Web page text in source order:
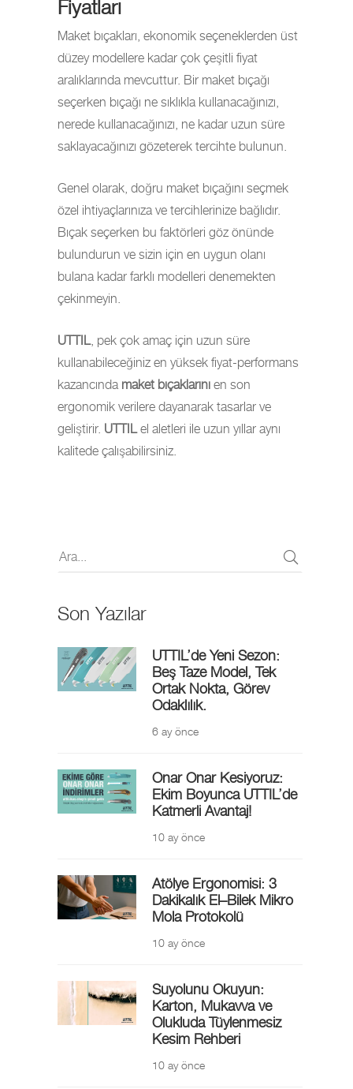
Fiyatları
Maket bıçakları, ekonomik seçeneklerden üst
düzey modellere kadar çok çeşitli fiyat
aralıklarında mevcuttur. Bir maket bıçağı
seçerken bıçağı ne sıklıkla kullanacağınızı,
nerede kullanacağınızı, ne kadar uzun süre
saklayacağınızı gözeterek tercihte bulunun.
Genel olarak, doğru maket bıçağını seçmek
özel ihtiyaçlarınıza ve tercihlerinize bağlıdır.
Bıçak seçerken bu faktörleri göz önünde
bulundurun ve sizin için en uygun olanı
bulana kadar farklı modelleri denemekten
çekinmeyin.
UTTIL, pek çok amaç için uzun süre
kullanabileceğiniz en yüksek fiyat-performans
kazancında maket bıçaklarını en son
ergonomik verilere dayanarak tasarlar ve
geliştirir. UTTILel aletleri ile uzun yıllar aynı
kalitede çalışabilirsiniz.
Son Yazılar
UTTIL’de Yeni Sezon:
Beş Taze Model, Tek
Ortak Nokta, Görev
Odaklılık.
6 ay önce
Onar Onar Kesiyoruz:
Ekim Boyunca UTTIL’de
Katmerli Avantaj!
10 ay önce
Atölye Ergonomisi: 3
Dakikalık El–Bilek Mikro
Mola Protokolü
10 ay önce
Suyolunu Okuyun:
Karton, Mukavva ve
Olukluda Tüylenmesiz
Kesim Rehberi
10 ay önce